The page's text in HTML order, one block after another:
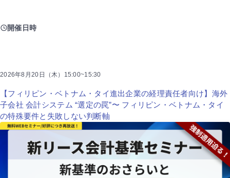
開催日時
2026年8月20日（木）15:00~15:30
【フィリピン・ベトナム・タイ進出企業の経理責任者向け】海外
子会社 会計システム “選定の罠”〜 フィリピン・ベトナム・タイ
の特殊要件と失敗しない判断軸